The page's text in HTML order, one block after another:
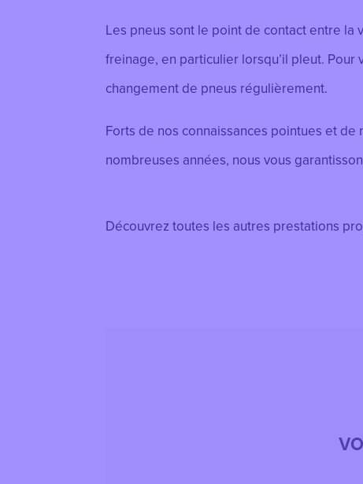
Les pneus sont le point de contact entre
freinage, en particulier lorsqu’il pleut.
changement de pneus régulièrement.
Forts de nos connaissances pointues et
nombreuses années, nous vous
Découvrez toutes les autres prestations